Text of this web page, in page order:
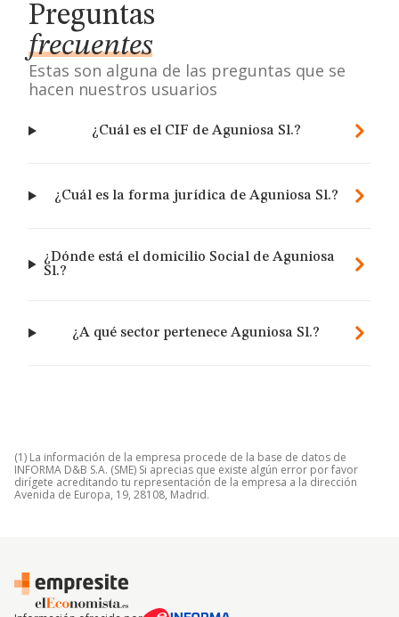
Preguntas
frecuentes
Estas son alguna de las preguntas que se
hacen nuestros usuarios
¿Cuál es el CIF de Aguniosa Sl.?
¿Cuál es la forma jurídica de Aguniosa Sl.?
¿Dónde está el domicilio Social de Aguniosa
Sl.?
¿A qué sector pertenece Aguniosa Sl.?
(1) La información de la empresa procede de la base de datos de
INFORMA D&B S.A. (SME) Si aprecias que existe algún error por favor
dirígete acreditando tu representación de la empresa a la dirección
Avenida de Europa, 19, 28108, Madrid.